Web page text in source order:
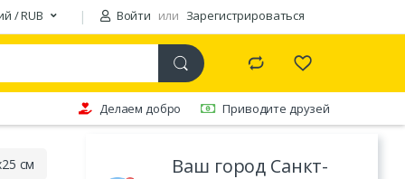
/ RUB Войти или Зарегистрироваться
Ваш город Санкт-
Делаем добро Приводите друзей
см